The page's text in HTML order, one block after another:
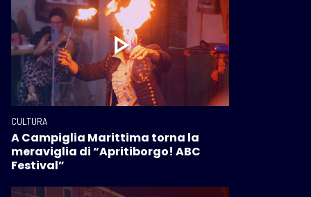
CULTURA
A Campiglia Marittima torna la
meraviglia di “Apritiborgo! ABC
Festival”